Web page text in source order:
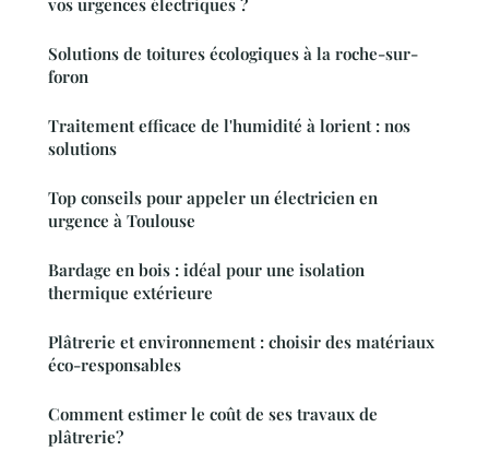
vos urgences électriques ?
Solutions de toitures écologiques à la roche-sur-
foron
Traitement efficace de l'humidité à lorient : nos
solutions
Top conseils pour appeler un électricien en
urgence à Toulouse
Bardage en bois : idéal pour une isolation
thermique extérieure
Plâtrerie et environnement : choisir des matériaux
éco-responsables
Comment estimer le coût de ses travaux de
plâtrerie?